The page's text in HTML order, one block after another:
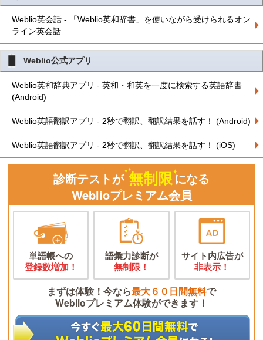
Weblio英会話 - 「Weblio英和辞書」を使いながら受けられるオン
ライン英会話
Weblio公式アプリ
Weblio英和辞典アプリ - 英和・和英を一度に検索する英語辞書
(Android)
Weblio英語翻訳アプリ - 2秒で翻訳、翻訳結果を話す！ (Android)
Weblio英語翻訳アプリ - 2秒で翻訳、翻訳結果を話す！ (iOS)
診断テストが 無制限になる
Weblioプレミアム会員
単語帳への
登録数増加！
語彙力診断が
無制限！
サイト内広告が
非表示！
まずは体験！今なら最大６０日間無料で
Weblioプレミアム体験ができます！